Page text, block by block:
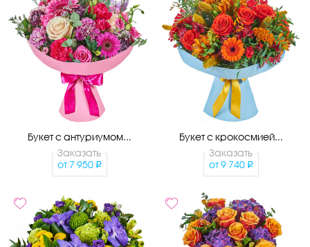
Букет с антуриумом...
Заказать
от 7 950
Букет с крокосмией...
Заказать
от 9 740